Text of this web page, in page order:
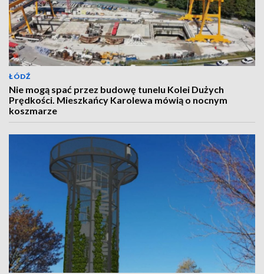
ŁÓDŹ
Nie mogą spać przez budowę tunelu Kolei Dużych
Prędkości. Mieszkańcy Karolewa mówią o nocnym
koszmarze